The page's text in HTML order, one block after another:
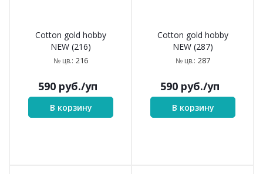
Cotton gold hobby
NEW (216)
№ цв.: 216
590 руб./уп
В корзину
Cotton gold hobby
NEW (287)
№ цв.: 287
590 руб./уп
В корзину